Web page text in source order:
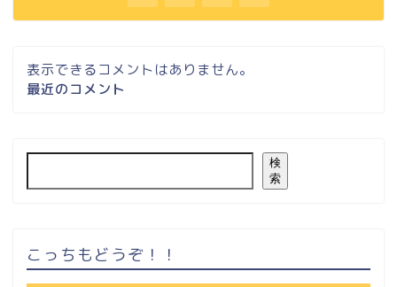
表示できるコメントはありません。
最近のコメント
検
索
こっちもどうぞ！！